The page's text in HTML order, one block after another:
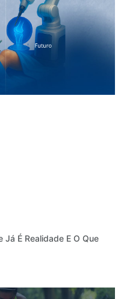
Já É Realidade E O Que